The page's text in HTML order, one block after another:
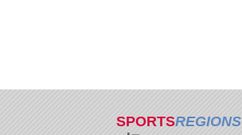
SPORTSREGIONS